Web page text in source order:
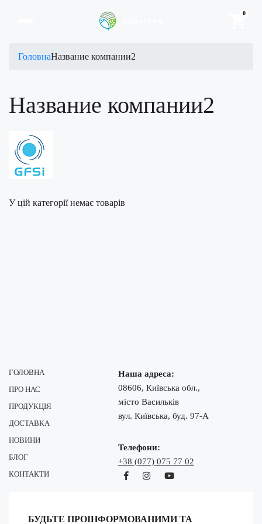
0
ГоловнаНазвание компании2
Название компании2
У цій категорії немає товарів
ГОЛОВНА
ПРО НАС
ПРОДУКЦІЯ
ДОСТАВКА
НОВИНИ
БЛОГ
КОНТАКТИ
БУДЬТЕ ПРОІНФОРМОВАНИМИ ТА
Наша адреса:
08606, Київська обл.,
місто Васильків
вул. Київська, буд. 97-А
Телефони:
+38 (077) 075 77 02